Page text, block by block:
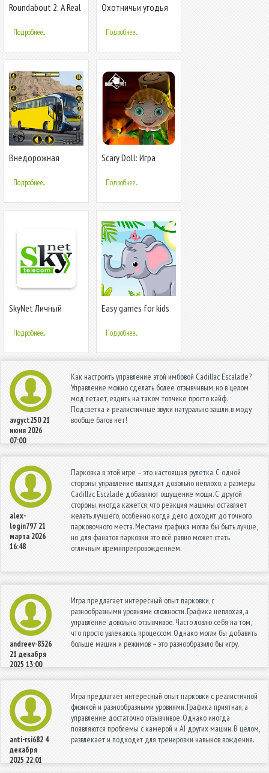
Roundabout 2: A Real
Sim
Подробнее...
Охотничьи угодья
Подробнее...
Внедорожная
Подробнее...
Scary Doll: Игра
Подробнее...
SkyNet Личный
Подробнее...
Easy games for kids
Подробнее...
avgyct250 21
июня 2026
07:00
Как настроить управление этой имбовой Cadillac Escalade?
Управление можно сделать более отзывчивым, но в целом
мод летает, ездить на таком топчике просто кайф.
Подсветка и реалистичные звуки натурально зашли, в моду
вообще багов нет!
alex-
login797 21
марта 2026
16:48
Парковка в этой игре – это настоящая рулетка. С одной
стороны, управление выглядит довольно неплохо, а размеры
Cadillac Escalade добавляют ощущение мощи. С другой
стороны, иногда кажется, что реакция машины оставляет
желать лучшего, особенно когда дело доходит до точного
парковочного места. Местами графика могла бы быть лучше,
но для фанатов парковки это всё равно может стать
отличным времяпрепровождением.
andreev-8326
21 декабря
2025 13:00
Игра предлагает интересный опыт парковки, с
разнообразными уровнями сложности. Графика неплохая, а
управление довольно отзывчивое. Часто ловлю себя на том,
что просто увлекаюсь процессом. Однако могли бы добавить
больше машин и режимов – это разнообразило бы игру.
anti-rsi682 4
декабря
2025 22:01
Игра предлагает интересный опыт парковки с реалистичной
физикой и разнообразными уровнями. Графика приятная, а
управление достаточно отзывчивое. Однако иногда
появляются проблемы с камерой и AI других машин. В целом,
развлекает и подходит для тренировки навыков вождения.